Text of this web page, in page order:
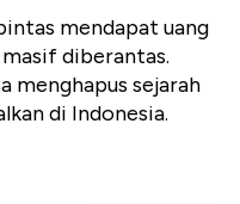
mendapat uang
diberantas.
menghapus sejarah
di Indonesia.